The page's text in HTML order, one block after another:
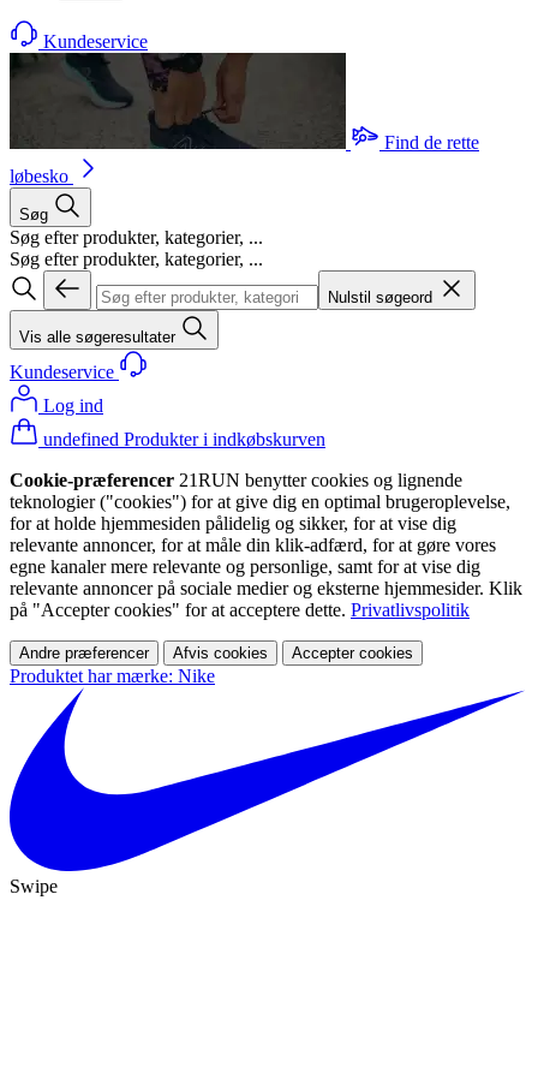
Kundeservice
Find de rette
løbesko
Søg
Søg efter produkter, kategorier, ...
Søg efter produkter, kategorier, ...
Nulstil søgeord
Vis alle søgeresultater
Kundeservice
Log ind
undefined Produkter i indkøbskurven
Cookie-præferencer 21RUN benytter cookies og lignende
teknologier ("cookies") for at give dig en optimal brugeroplevelse,
for at holde hjemmesiden pålidelig og sikker, for at vise dig
relevante annoncer, for at måle din klik-adfærd, for at gøre vores
egne kanaler mere relevante og personlige, samt for at vise dig
relevante annoncer på sociale medier og eksterne hjemmesider. Klik
på "Accepter cookies" for at acceptere dette. Privatlivspolitik
Andre præferencer Afvis cookies Accepter cookies
Produktet har mærke: Nike
Swipe